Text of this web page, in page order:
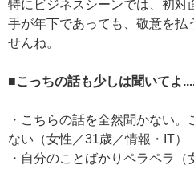
特にビジネスシーンでは、初対
手が年下であっても、敬意を払
せんね。
■こっちの話も少しは聞いてよ
・こちらの話を全然聞かない
ない（女性／31歳／情報・IT）
・自分のことばかりペラペラ